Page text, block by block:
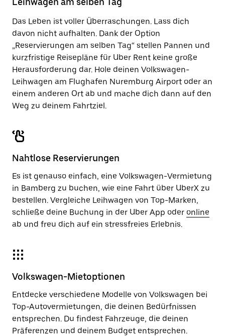
zu
Das Leben ist voller Überraschungen. Lass dich
davon nicht aufhalten. Dank der Option
„Reservierungen am selben Tag“ stellen Pannen und
kurzfristige Reisepläne für Uber Rent keine große
Herausforderung dar. Hole deinen Volkswagen-
Leihwagen am Flughafen Nuremburg Airport oder an
einem anderen Ort ab und mache dich dann auf den
Weg zu deinem Fahrtziel.
Nahtlose Reservierungen
Es ist genauso einfach, eine Volkswagen-Vermietung
in Bamberg zu buchen, wie eine Fahrt über UberX zu
bestellen. Vergleiche Leihwagen von Top-Marken,
schließe deine Buchung in der Uber App oder online
ab und freu dich auf ein stressfreies Erlebnis.
Volkswagen-Mietoptionen
Entdecke verschiedene Modelle von Volkswagen bei
Top-Autovermietungen, die deinen Bedürfnissen
entsprechen. Du findest Fahrzeuge, die deinen
Präferenzen und deinem Budget entsprechen.